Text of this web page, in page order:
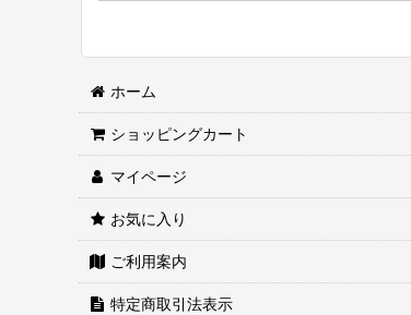
ホーム
ショッピングカート
マイページ
お気に入り
ご利用案内
特定商取引法表示